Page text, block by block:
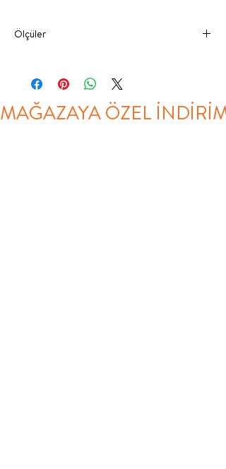
Ölçüler
KARYOLA
MAĞAZAYA ÖZEL İNDİRİM